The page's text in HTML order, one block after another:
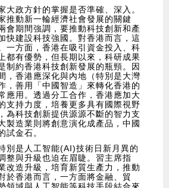
大政方針的掌握是否準確、深入。
推動新一輪經濟社會發展的關鍵
會期間強調，要推動科技創新和產
快建設科技強國。對香港而言，這
一方面，香港在吸引資金投入、科
都有優勢，但長期以來，科研成果
制約香港科技創新發展的瓶頸。因
，香港應深化與內地（特別是大灣
，善用「中國智造」來轉化香港的
應用。透過分工合作，香港應加大
支持力度，培養更多具有國際視野
為科技創新提供源源不斷的智力支
製造業則將創意演化成產品，中國
試金石。
別是人工智能(AI)技術日新月異的
整與升級也迫在眉睫。習主席指
改造升級，培育新質生產力，推動
於香港而言，一方面將金融、貿